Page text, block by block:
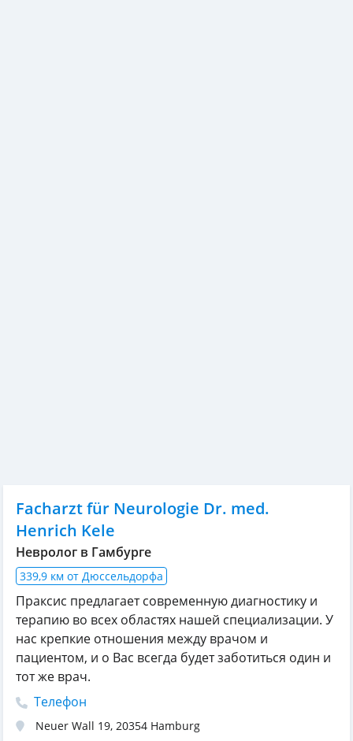
Facharzt für Neurologie Dr. med.
Henrich Kele
Невролог в Гамбурге
339,9 км от Дюссельдорфа
Праксис предлагает современную диагностику и
терапию во всех областях нашей специализации. У
нас крепкие отношения между врачом и
пациентом, и о Вас всегда будет заботиться один и
тот же врач.
Телефон
Neuer Wall 19, 20354 Hamburg